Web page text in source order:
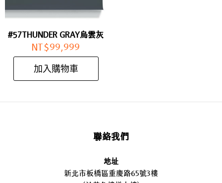
#57THUNDER GRAY烏雲灰
NT$99,999
加入購物車
聯絡我們
地址
新北市板橋區重慶路65號3樓